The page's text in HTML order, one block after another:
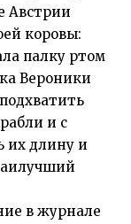
Австрии
коровы:
палку ртом
Вероники
и с
их длину и
в журнале